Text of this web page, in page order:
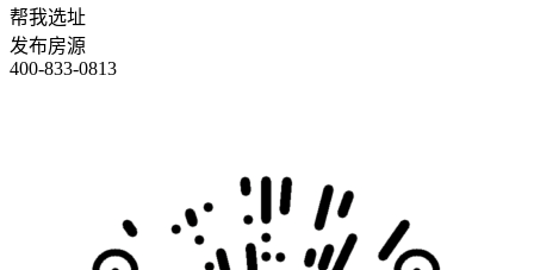
帮我选址
发布房源
400-833-0813